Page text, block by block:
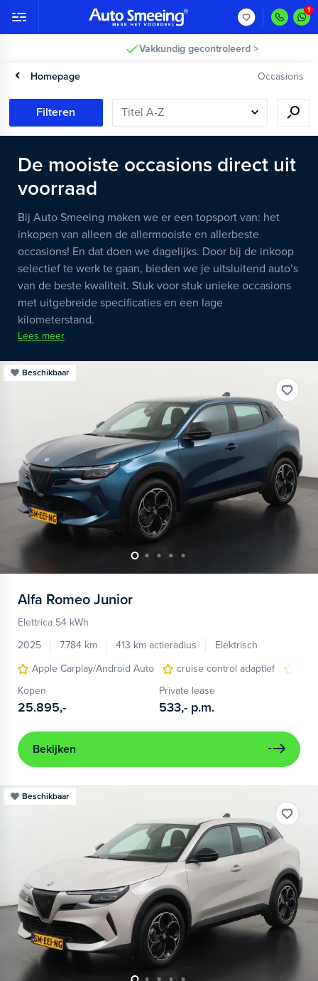
Vakkundig gecontroleerd >
Homepage Occasions
Filteren
De mooiste occasions direct uit
voorraad
Bij Auto Smeeing maken we er een topsport van: het
inkopen van alleen de allermooiste en allerbeste
occasions! En dat doen we dagelijks. Door bij de inkoop
selectief te werk te gaan, bieden we je uitsluitend auto’s
van de beste kwaliteit. Stuk voor stuk unieke occasions
met uitgebreide specificaties en een lage
kilometerstand.
Lees meer
Beschikbaar
Alfa Romeo Junior
Elettrica 54 kWh
2025
7.784 km 413 km actieradius
Elektrisch
Apple Carplay/Android Auto
cruise control adaptief
Kopen
25.895,-
Private lease
533,- p.m.
Bekijken
Beschikbaar